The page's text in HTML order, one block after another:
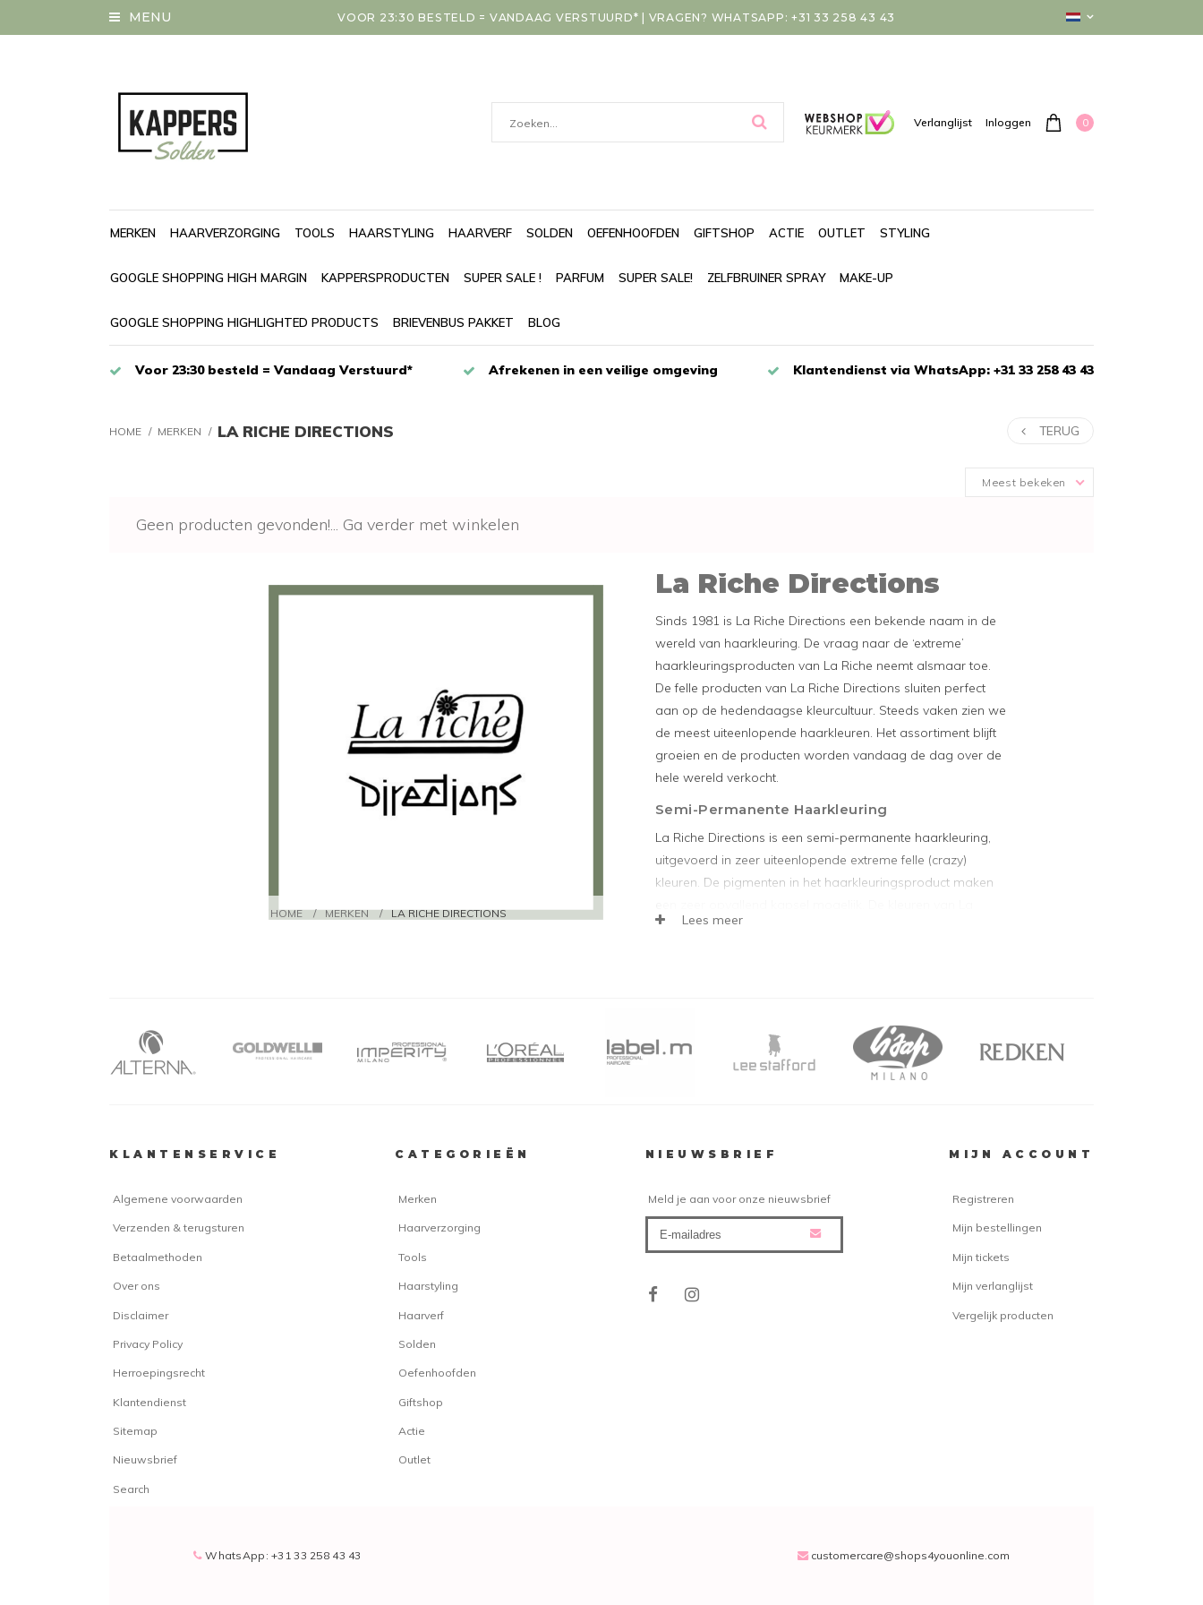
MENU VOOR 23:30 BESTELD = VANDAAG VERSTUURD* | VRAGEN? WHATSAPP: +31 33 258 43 43
Verlanglijst Inloggen 0
MERKEN HAARVERZORGING TOOLS HAARSTYLING HAARVERF SOLDEN OEFENHOOFDEN GIFTSHOP ACTIE OUTLET STYLING
GOOGLE SHOPPING HIGH MARGIN KAPPERSPRODUCTEN SUPER SALE ! PARFUM SUPER SALE! ZELFBRUINER SPRAY MAKE-UP
GOOGLE SHOPPING HIGHLIGHTED PRODUCTS BRIEVENBUS PAKKET BLOG
Voor 23:30 besteld = Vandaag Verstuurd* Afrekenen in een veilige omgeving Klantendienst via WhatsApp: +31 33 258 43 43
HOME / MERKEN / LA RICHE DIRECTIONS TERUG
Meest bekeken
Geen producten gevonden!... Ga verder met winkelen
HOME / MERKEN / LA RICHE DIRECTIONS
La Riche Directions
Sinds 1981 is La Riche Directions een bekende naam in de
wereld van haarkleuring. De vraag naar de ‘extreme’
haarkleuringsproducten van La Riche neemt alsmaar toe.
De felle producten van La Riche Directions sluiten perfect
aan op de hedendaagse kleurcultuur. Steeds vaken zien we
de meest uiteenlopende haarkleuren. Het assortiment blijft
groeien en de producten worden vandaag de dag over de
hele wereld verkocht.
Semi-Permanente Haarkleuring
La Riche Directions is een semi-permanente haarkleuring,
uitgevoerd in zeer uiteenlopende extreme felle (crazy)
kleuren. De pigmenten in het haarkleuringsproduct maken
Riche Directions Colours kunnen eenvoudig worden
Het is mogelijk om het zeer brede scala aan kleuren van La
Riche onderling te mengen. Op deze manier ontstaan er
worden. Dat maakt het kleuren van het haar natuurlijk nog
een stuk eenvoudiger! La Riche is constant bezig om
nieuwe kleuren en tonen op de markt te brengen, het is het
dan ook zeker waar om dit merk in de gaten te houden!
met elkaar mixen voor nog meer kleur.
Lees meer
KLANTENSERVICE
Algemene voorwaarden
Verzenden & terugsturen
Betaalmethoden
Over ons
Disclaimer
Privacy Policy
Herroepingsrecht
Klantendienst
Sitemap
Nieuwsbrief
Search
CATEGORIEËN
Merken
Haarverzorging
Tools
Haarstyling
Haarverf
Solden
Oefenhoofden
Giftshop
Actie
Outlet
NIEUWSBRIEF
Meld je aan voor onze nieuwsbrief
MIJN ACCOUNT
Registreren
Mijn bestellingen
Mijn tickets
Mijn verlanglijst
Vergelijk producten
WhatsApp: +31 33 258 43 43 customercare@shops4youonline.com